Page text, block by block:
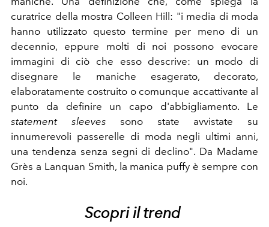
curatrice della mostra Colleen Hill: "i media di moda
hanno utilizzato questo termine per meno di un
decennio, eppure molti di noi possono evocare
immagini di ciò che esso descrive: un modo di
disegnare le maniche esagerato, decorato,
elaboratamente costruito o comunque accattivante al
punto da definire un capo d'abbigliamento. Le
statement sleeves sono state avvistate su
innumerevoli passerelle di moda negli ultimi anni,
una tendenza senza segni di declino". Da Madame
Grès a Lanquan Smith, la manica puffy è sempre con
noi.
Scopri il trend